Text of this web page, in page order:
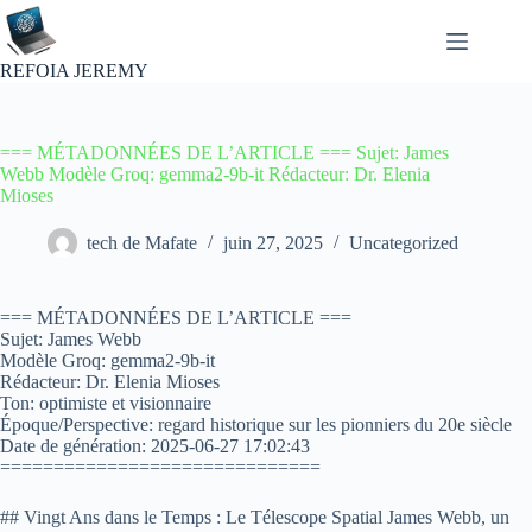
Passer
au
contenu
REFOIA JEREMY
=== MÉTADONNÉES DE L’ARTICLE === Sujet: James
Webb Modèle Groq: gemma2-9b-it Rédacteur: Dr. Elenia
Mioses
tech de Mafate juin 27, 2025 Uncategorized
=== MÉTADONNÉES DE L’ARTICLE ===
Sujet: James Webb
Modèle Groq: gemma2-9b-it
Rédacteur: Dr. Elenia Mioses
Ton: optimiste et visionnaire
Époque/Perspective: regard historique sur les pionniers du 20e siècle
Date de génération: 2025-06-27 17:02:43
==============================
## Vingt Ans dans le Temps : Le Télescope Spatial James Webb, un